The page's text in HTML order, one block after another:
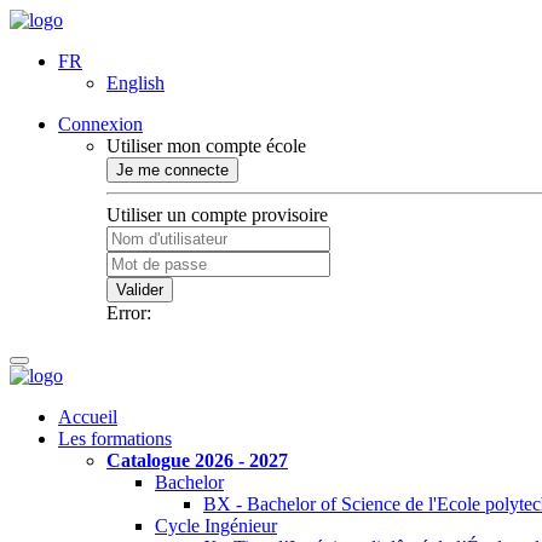
FR
English
Connexion
Utiliser mon compte école
Je me connecte
Utiliser un compte provisoire
Valider
Error:
Accueil
Les formations
Catalogue 2026 - 2027
Bachelor
BX - Bachelor of Science de l'Ecole
Cycle Ingénieur